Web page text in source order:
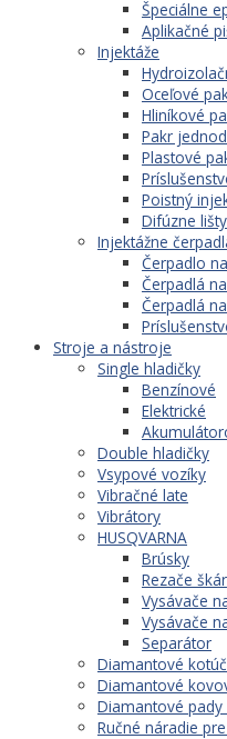
Špeciálne
Aplikačné
Injektáže
Oceľové
Hliníkové
Pakr
Plastové
Poistný
Difúzne lišty
Injektážne
Čerpadlo
Čerpadlá
Čerpadlá
Stroje a nástroje
Single hladičky
Benzínové
Elektrické
Double hladičky
Vsypové vozíky
Vibračné late
Vibrátory
HUSQVARNA
Brúsky
Rezače škár
Vysávače
Vysávače
Separátor
Diamantové
Diamantové
Diamantové pady
Ručné náradie